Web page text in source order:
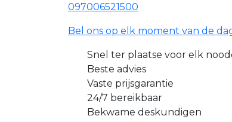
097006521500
Bel ons op elk moment van de
Snel ter plaatse voor elk
Beste advies
Vaste prijsgarantie
24/7 bereikbaar
Bekwame deskundigen